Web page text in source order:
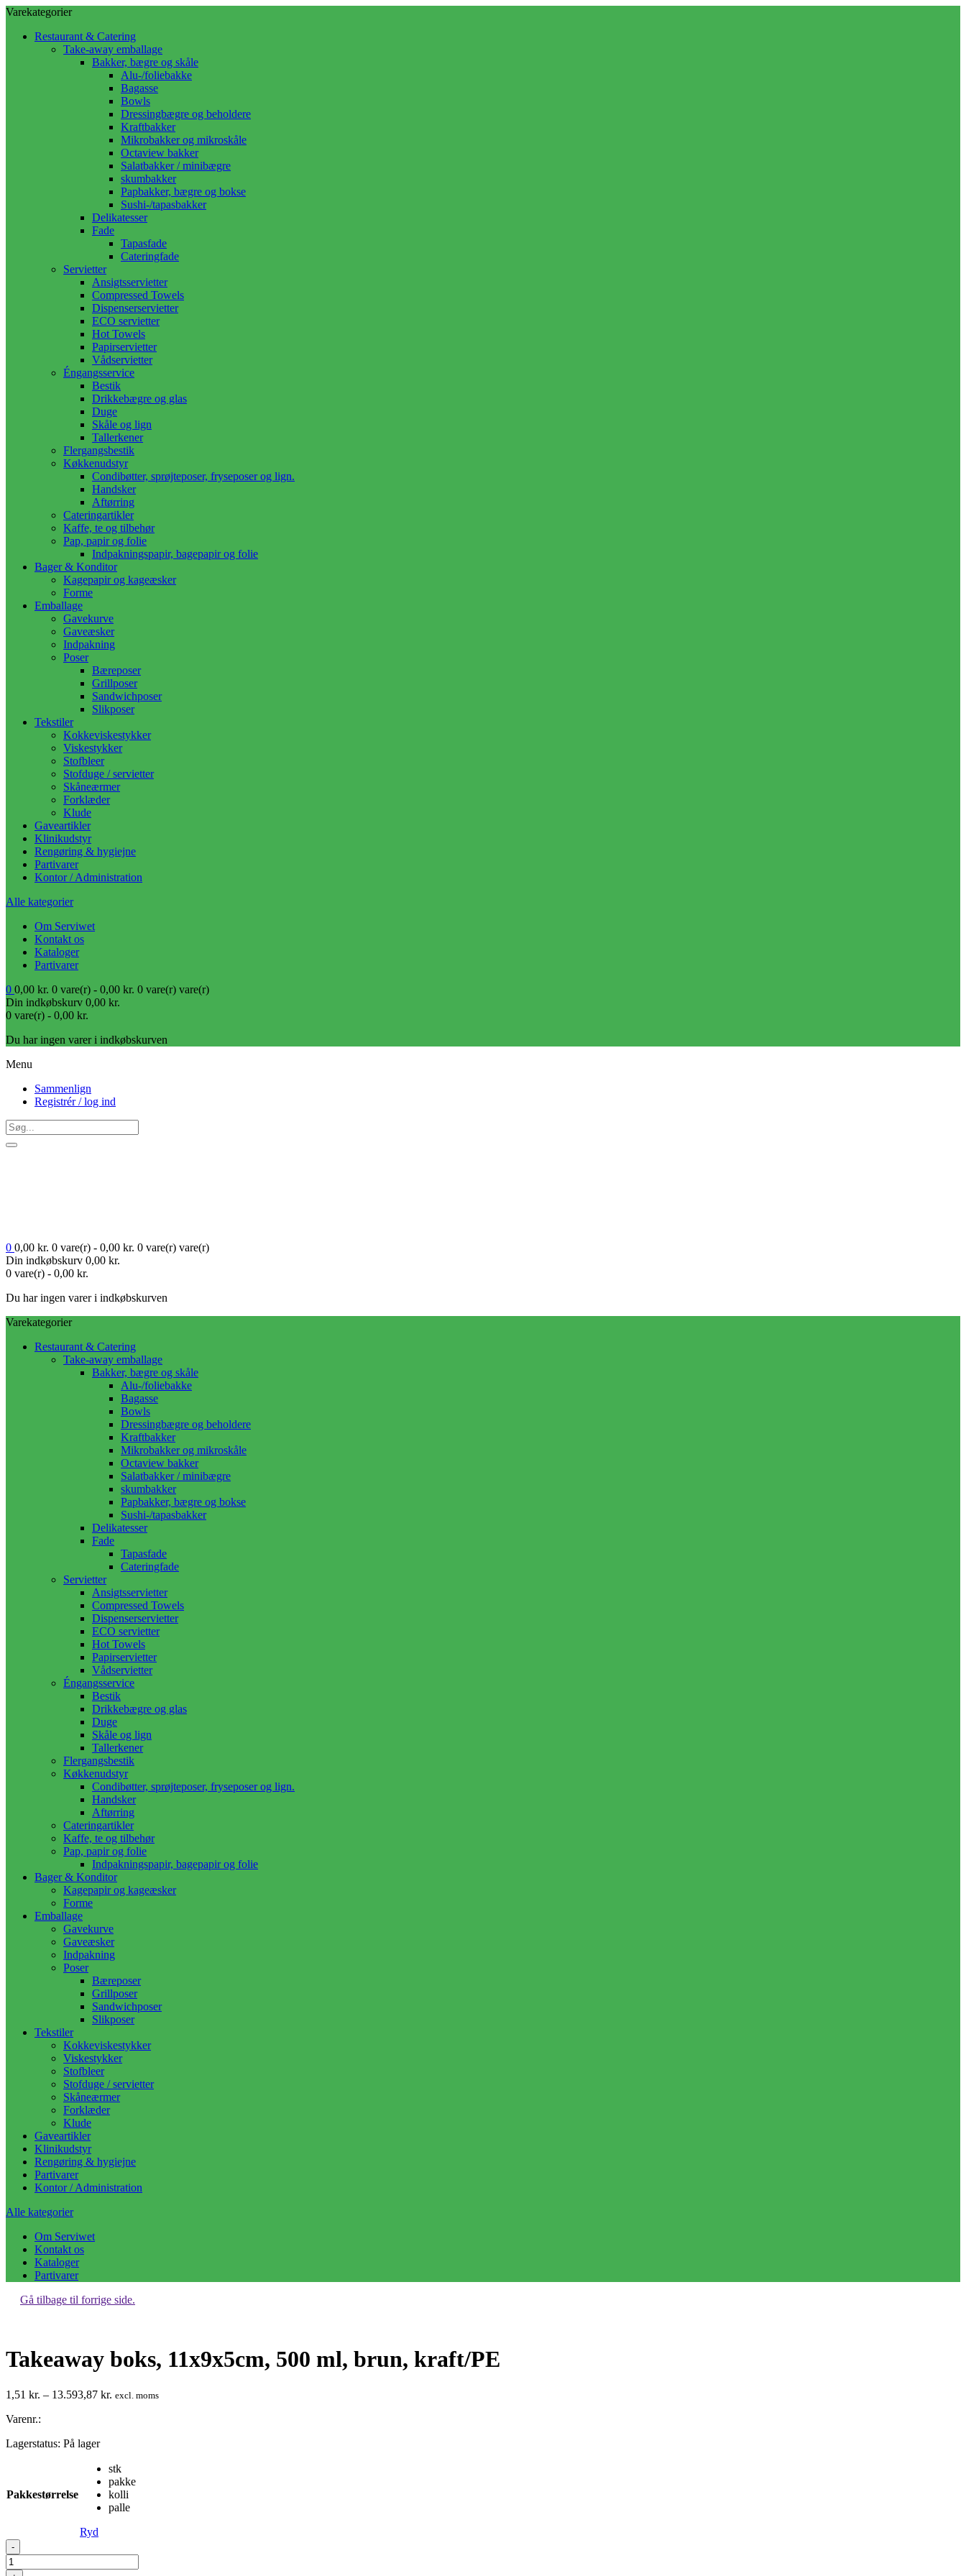
Varekategorier
Restaurant & Catering
Take-away emballage
Bakker, bægre og skåle
Alu-/foliebakke
Bagasse
Bowls
Dressingbægre og beholdere
Kraftbakker
Mikrobakker og mikroskåle
Octaview bakker
Salatbakker / minibægre
skumbakker
Papbakker, bægre og bokse
Sushi-/tapasbakker
Delikatesser
Fade
Tapasfade
Cateringfade
Servietter
Ansigtsservietter
Compressed Towels
Dispenserservietter
ECO servietter
Hot Towels
Papirservietter
Vådservietter
Éngangsservice
Bestik
Drikkebægre og glas
Duge
Skåle og lign
Tallerkener
Flergangsbestik
Køkkenudstyr
Condibøtter, sprøjteposer, fryseposer og lign.
Handsker
Aftørring
Cateringartikler
Kaffe, te og tilbehør
Pap, papir og folie
Indpakningspapir, bagepapir og folie
Bager & Konditor
Kagepapir og kageæsker
Forme
Emballage
Gavekurve
Gaveæsker
Indpakning
Poser
Bæreposer
Grillposer
Sandwichposer
Slikposer
Tekstiler
Kokkeviskestykker
Viskestykker
Stofbleer
Stofduge / servietter
Skåneærmer
Forklæder
Klude
Gaveartikler
Klinikudstyr
Rengøring & hygiejne
Partivarer
Kontor / Administration
Alle kategorier
Om Serviwet
Kontakt os
Kataloger
Partivarer
0 0,00 kr. 0 vare(r) - 0,00 kr. 0 vare(r) vare(r)
Din indkøbskurv 0,00 kr.
0 vare(r) - 0,00 kr.
Du har ingen varer i indkøbskurven
Menu
Sammenlign
Registrér / log ind
0 0,00 kr. 0 vare(r) - 0,00 kr. 0 vare(r) vare(r)
Din indkøbskurv 0,00 kr.
0 vare(r) - 0,00 kr.
Du har ingen varer i indkøbskurven
Varekategorier
Restaurant & Catering
Take-away emballage
Bakker, bægre og skåle
Alu-/foliebakke
Bagasse
Bowls
Dressingbægre og beholdere
Kraftbakker
Mikrobakker og mikroskåle
Octaview bakker
Salatbakker / minibægre
skumbakker
Papbakker, bægre og bokse
Sushi-/tapasbakker
Delikatesser
Fade
Tapasfade
Cateringfade
Servietter
Ansigtsservietter
Compressed Towels
Dispenserservietter
ECO servietter
Hot Towels
Papirservietter
Vådservietter
Éngangsservice
Bestik
Drikkebægre og glas
Duge
Skåle og lign
Tallerkener
Flergangsbestik
Køkkenudstyr
Condibøtter, sprøjteposer, fryseposer og lign.
Handsker
Aftørring
Cateringartikler
Kaffe, te og tilbehør
Pap, papir og folie
Indpakningspapir, bagepapir og folie
Bager & Konditor
Kagepapir og kageæsker
Forme
Emballage
Gavekurve
Gaveæsker
Indpakning
Poser
Bæreposer
Grillposer
Sandwichposer
Slikposer
Tekstiler
Kokkeviskestykker
Viskestykker
Stofbleer
Stofduge / servietter
Skåneærmer
Forklæder
Klude
Gaveartikler
Klinikudstyr
Rengøring & hygiejne
Partivarer
Kontor / Administration
Alle kategorier
Om Serviwet
Kontakt os
Kataloger
Partivarer
Gå tilbage til forrige side.
Takeaway boks, 11x9x5cm, 500 ml, brun, kraft/PE
1,51 kr. – 13.593,87 kr. Prisinterval:
excl. moms
Varenr.:
Lagerstatus: På lager
Pakkestørrelse
stk
pakke
kolli
palle
Ryd
Takeaway
boks,
11x9x5cm,
-